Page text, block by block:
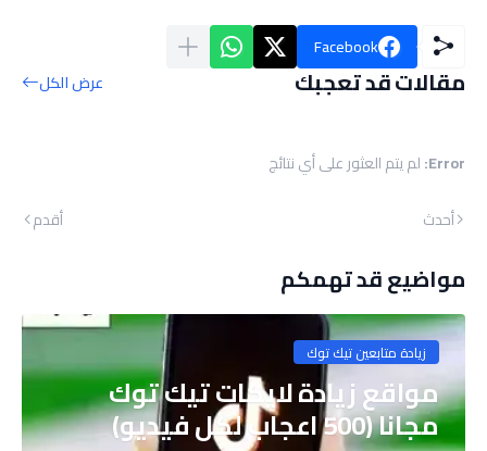
Facebook
مقالات قد تعجبك عرض الكل
Error: لم يتم العثور على أي نتائج
أحدث
أقدم
مواضيع قد تهمكم
زيادة متابعين تيك توك
مواقع زيادة لايكات تيك توك
مجانا (500 اعجاب لكل فيديو)